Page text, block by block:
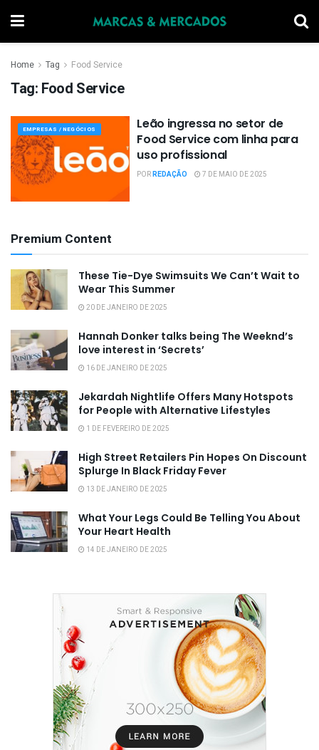
Home Tag Food Service
Tag: Food Service
EMPRESAS / NEGÓCIOS
Leão ingressa no setor de
Food Service com linha para
uso profissional
PORREDAÇÃO 7 DE MAIO DE 2025
Premium Content
These Tie-Dye Swimsuits We Can’t Wait to
Wear This Summer
20 DE JANEIRO DE 2025
Hannah Donker talks being The Weeknd’s
love interest in ‘Secrets’
16 DE JANEIRO DE 2025
Jekardah Nightlife Offers Many Hotspots
for People with Alternative Lifestyles
1 DE FEVEREIRO DE 2025
High Street Retailers Pin Hopes On Discount
Splurge In Black Friday Fever
13 DE JANEIRO DE 2025
What Your Legs Could Be Telling You About
Your Heart Health
14 DE JANEIRO DE 2025